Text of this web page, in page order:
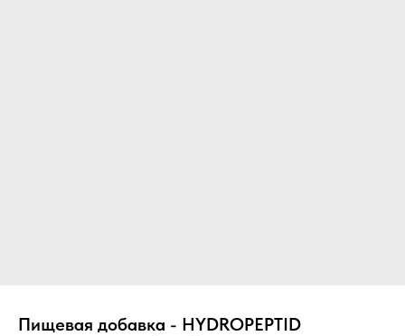
Пищевая добавка - HYDROPEPTID